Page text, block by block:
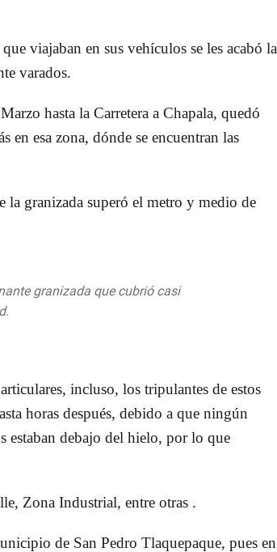
viajaban en sus vehículos se les acabó la
varados.
hasta la Carretera a Chapala, quedó
en esa zona, dónde se encuentran las
la granizada superó el metro y medio de
granizada que cubrió casi
incluso, los tripulantes de estos
horas después, debido a que ningún
estaban debajo del hielo, por lo que
Zona Industrial, entre otras .
de San Pedro Tlaquepaque, pues en